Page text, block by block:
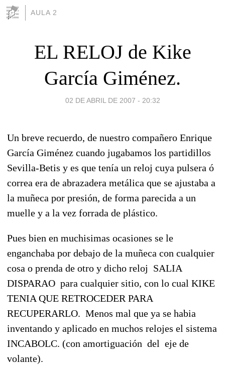
AULA 2
EL RELOJ de Kike
García Giménez.
02 DE ABRIL DE 2007 - 20:32
Un breve recuerdo, de nuestro compañero Enrique
García Giménez cuando jugabamos los partidillos
Sevilla-Betis y es que tenía un reloj cuya pulsera ó
correa era de abrazadera metálica que se ajustaba a
la muñeca por presión, de forma parecida a un
muelle y a la vez forrada de plástico.
Pues bien en muchisimas ocasiones se le
enganchaba por debajo de la muñeca con cualquier
cosa o prenda de otro y dicho reloj SALIA
DISPARAO para cualquier sitio, con lo cual KIKE
TENIA QUE RETROCEDER PARA
RECUPERARLO. Menos mal que ya se habia
inventando y aplicado en muchos relojes el sistema
INCABOLC. (con amortiguación del eje de
volante).